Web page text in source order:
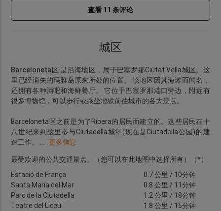
查看 11 条评论
城区
Barceloneta区 是沿海地区，属于巴塞罗那Ciutat Vella城区。这
里已经消失的玛雅岛原来所处的位置。 该地区因其海滩而闻名，
还拥有各种酒吧和海鲜餐厅。 它位于巴塞罗那港口旁边，附近有
很多博物馆，可以步行或乘坐地铁前往城市的各大景点。
Barceloneta区之前是为了Ribera的居民而建立的。这些居民在十
八世纪来到这里参与Ciutadella城堡(现在是Ciutadella公园)的建
造工作。 ... 更多信息
最受欢迎的公共交通景点。（您可以在此地图中选择所有）（*）
Estació de França
0.7 公里 / 10分钟
Santa Maria del Mar
0.8 公里 / 11分钟
Parc de la Ciutadella
1.2 公里 / 18分钟
Teatre del Liceu
1.8 公里 / 15分钟